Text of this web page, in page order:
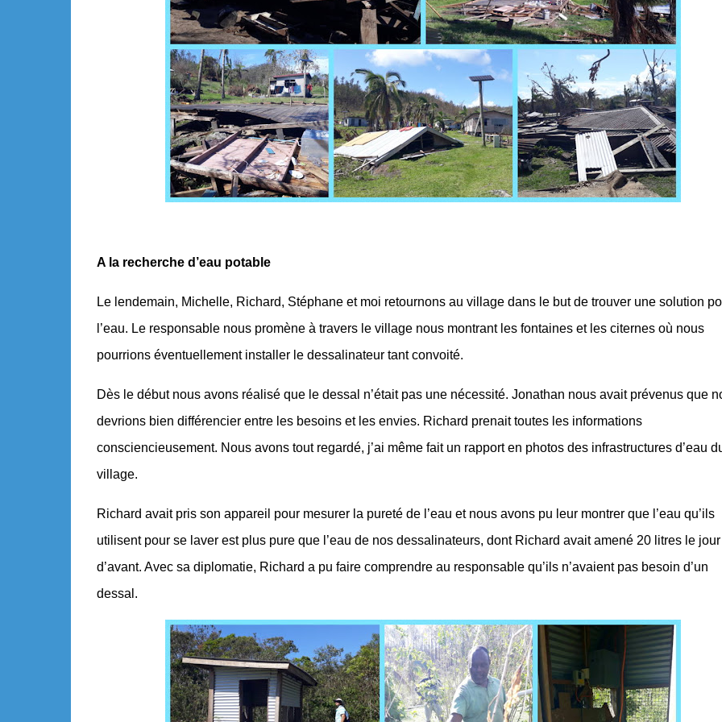
A la recherche d’eau potable
Le lendemain, Michelle, Richard, Stéphane et moi retournons au village dans le but de trouver une solution
l’eau. Le responsable nous promène à travers le village nous montrant les fontaines et les citernes où nous
pourrions éventuellement installer le dessalinateur tant convoité.
Dès le début nous avons réalisé que le dessal n’était pas une nécessité. Jonathan nous avait prévenus que
devrions bien différencier entre les besoins et les envies. Richard prenait toutes les informations
consciencieusement. Nous avons tout regardé, j’ai même fait un rapport en photos des infrastructures d’eau
village.
Richard avait pris son appareil pour mesurer la pureté de l’eau et nous avons pu leur montrer que l’eau qu’ils
utilisent pour se laver est plus pure que l’eau de nos dessalinateurs, dont Richard avait amené 20 litres le jour
d’avant. Avec sa diplomatie, Richard a pu faire comprendre au responsable qu’ils n’avaient pas besoin d’un
dessal.